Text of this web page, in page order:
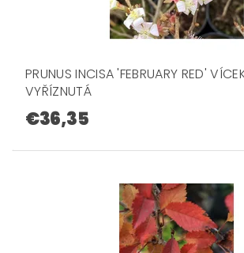
PRUNUS INCISA 'FEBRUARY RED'
VYŘÍZNUTÁ
€36,35